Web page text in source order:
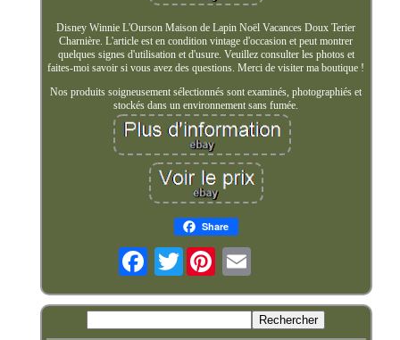
Disney Winnie L'Ourson Maison de Lapin Noël Vacances Doux Terier
Charnière. L'article est en condition vintage d'occasion et peut montrer
quelques signes d'utilisation et d'usure. Veuillez consulter les photos et
faites-moi savoir si vous avez des questions. Merci de visiter ma boutique !
Nos produits soigneusement sélectionnés sont examinés, photographiés et
stockés dans un environnement sans fumée.
Share
Twitter